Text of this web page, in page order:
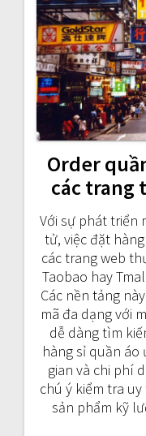
Order
các trang
Với sự phát triển
tử, việc đặt
các trang web
Taobao hay
Các nền tảng
mã đa dạng với
dễ dàng tìm
hàng sỉ quần áo
gian và chi phí
chú ý kiểm tra
sản phẩm kỹ